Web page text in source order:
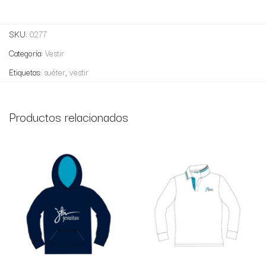
SKU: 0277
Categoría: Vestir
Etiquetas: suéter, vestir
Productos relacionados